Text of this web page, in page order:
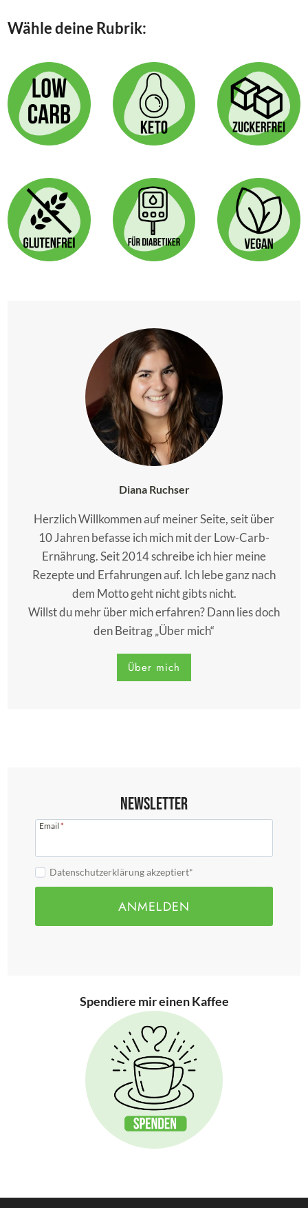
Wähle deine Rubrik:
Diana Ruchser
Herzlich Willkommen auf meiner Seite, seit über
10 Jahren befasse ich mich mit der Low-Carb-
Ernährung. Seit 2014 schreibe ich hier meine
Rezepte und Erfahrungen auf. Ich lebe ganz nach
dem Motto geht nicht gibts nicht.
Willst du mehr über mich erfahren? Dann lies doch
den Beitrag „Über mich“
Über mich
Newsletter
Email *
Datenschutzerklärung akzeptiert*
ANMELDEN
Spendiere mir einen Kaffee